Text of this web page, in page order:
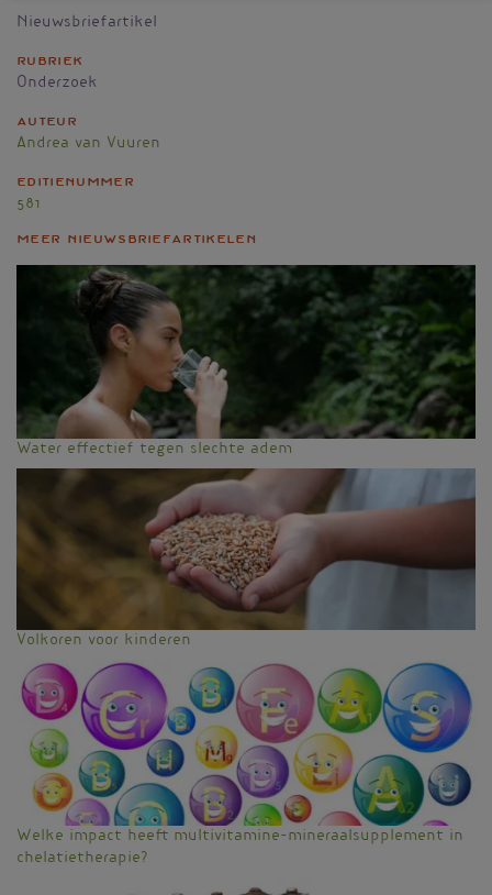
Nieuwsbriefartikel
Rubriek
Onderzoek
Auteur
Andrea van Vuuren
Editienummer
581
Meer nieuwsbriefartikelen
Water effectief tegen slechte adem
Volkoren voor kinderen
Welke impact heeft multivitamine-mineraalsupplement in
chelatietherapie?